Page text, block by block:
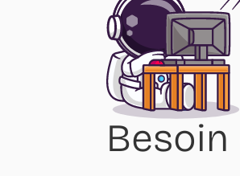
Besoin